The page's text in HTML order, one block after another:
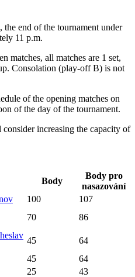
end of the tournament under
11 p.m.
matches, all matches are 1 set,
Consolation (play-off B) is not
of the opening matches on
of the day of the tournament.
increasing the capacity of
Body
Body pro
nasazování
100
107
70 86
45
64
45
64
25 43